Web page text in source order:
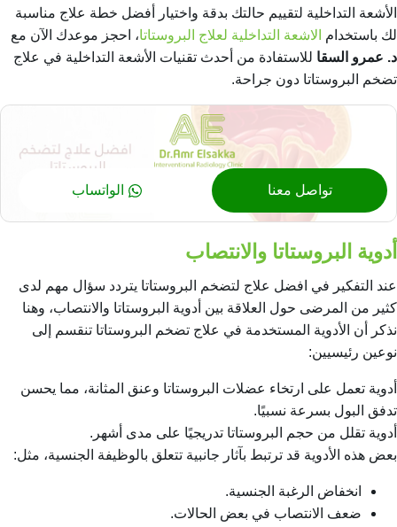
الأشعة التداخلية لتقييم حالتك بدقة واختيار أفضل خطة علاج مناسبة
لك باستخدام الاشعة التداخلية لعلاج البروستاتا، احجز موعدك الآن مع
د. عمرو السقا للاستفادة من أحدث تقنيات الأشعة التداخلية في علاج
تضخم البروستاتا دون جراحة.
تواصل معنا الواتساب
أدوية البروستاتا والانتصاب
عند التفكير في افضل علاج لتضخم البروستاتا يتردد سؤال مهم لدى
كثير من المرضى حول العلاقة بين أدوية البروستاتا والانتصاب، وهنا
نذكر أن الأدوية المستخدمة في علاج تضخم البروستاتا تنقسم إلى
نوعين رئيسيين:
أدوية تعمل على ارتخاء عضلات البروستاتا وعنق المثانة، مما يحسن
تدفق البول بسرعة نسبيًا.
أدوية تقلل من حجم البروستاتا تدريجيًا على مدى أشهر.
بعض هذه الأدوية قد ترتبط بآثار جانبية تتعلق بالوظيفة الجنسية، مثل:
انخفاض الرغبة الجنسية.
ضعف الانتصاب في بعض الحالات.